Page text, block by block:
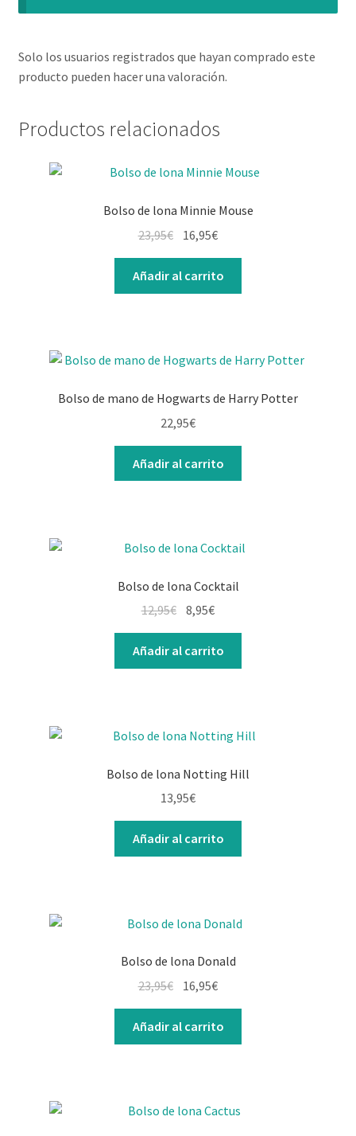
Solo los usuarios registrados que hayan comprado este
producto pueden hacer una valoración.
Productos relacionados
Bolso de lona Minnie Mouse
23,95€ 16,95€
Añadir al carrito
Bolso de mano de Hogwarts de Harry Potter
22,95€
Añadir al carrito
Bolso de lona Cocktail
12,95€ 8,95€
Añadir al carrito
Bolso de lona Notting Hill
13,95€
Añadir al carrito
Bolso de lona Donald
23,95€ 16,95€
Añadir al carrito